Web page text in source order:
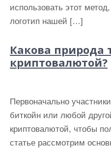
использовать этот
логотип нашей […]
Какова природа
криптовалютой?
Первоначально
биткойн или любой
криптовалютой, чтобы
статье рассмотрим